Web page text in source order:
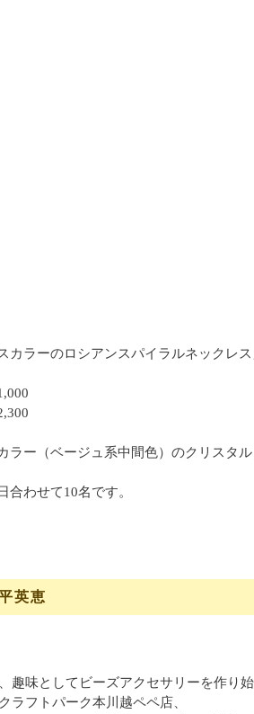
カラーのロシアンスパイラルネックレス
ラー（ベージュ系中間色）のクリスタ
合わせて10名です。
英恵
趣味としてビーズアクセサリーを作り
ラフトパーク本川越ペペ店、